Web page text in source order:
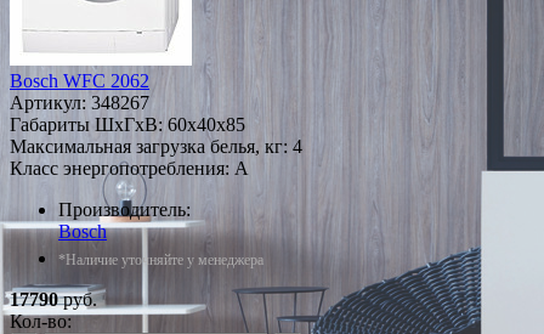
Bosch WFC 2062
Артикул: 348267
Габариты ШxГxВ: 60x40x85
Максимальная загрузка белья, кг: 4
Класс энергопотребления: A
Производитель:
Bosch
*Наличие уточняйте у менеджера
17790руб.
Кол-во: